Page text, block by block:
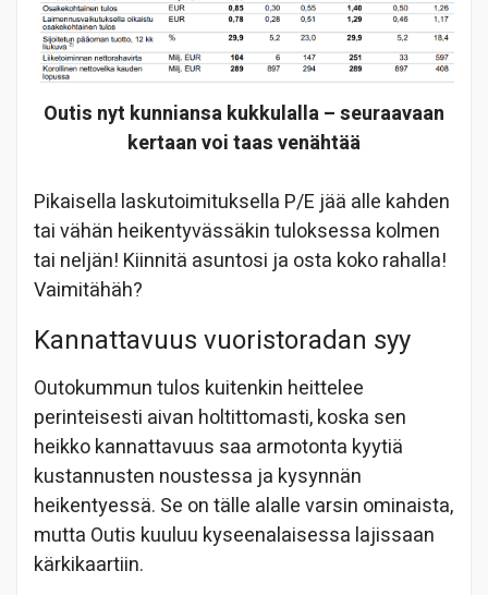
Outis nyt kunniansa kukkulalla – seuraavaan
kertaan voi taas venähtää
Pikaisella laskutoimituksella P/E jää alle kahden
tai vähän heikentyvässäkin tuloksessa kolmen
tai neljän! Kiinnitä asuntosi ja osta koko rahalla!
Vaimitähäh?
Kannattavuus vuoristoradan syy
Outokummun tulos kuitenkin heittelee
perinteisesti aivan holtittomasti, koska sen
heikko kannattavuus saa armotonta kyytiä
kustannusten noustessa ja kysynnän
heikentyessä. Se on tälle alalle varsin ominaista,
mutta Outis kuuluu kyseenalaisessa lajissaan
kärkikaartiin.